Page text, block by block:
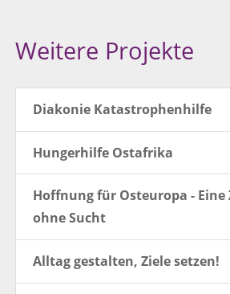
Weitere Projekte
Diakonie Katastrophenhilfe
Hungerhilfe Ostafrika
Hoffnung für Osteuropa -
ohne Sucht
Alltag gestalten, Ziele setzen!